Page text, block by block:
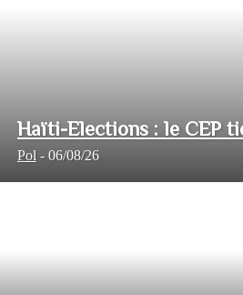
Haïti-Elections : le CEP
Pol - 06/08/26